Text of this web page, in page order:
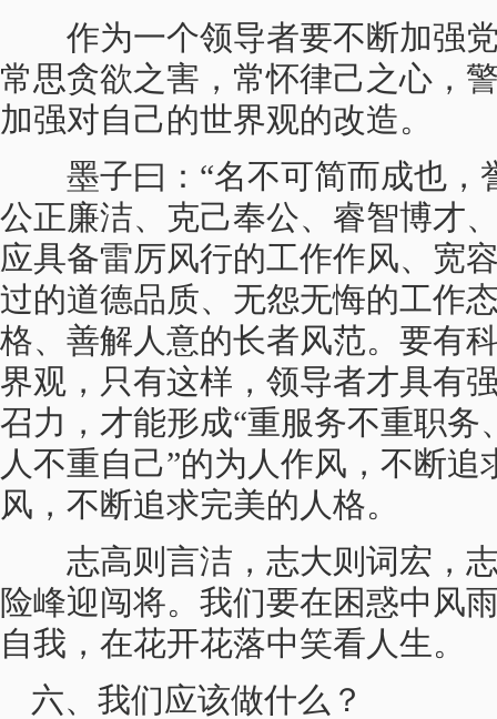
作为一个领导者要不断加强
常思贪欲之害，常怀律己之心，
加强对自己的世界观的改造。
墨子曰：“名不可简而成也，
公正廉洁、克己奉公、睿智博才
应具备雷厉风行的工作作风、宽
过的道德品质、无怨无悔的工作
格、善解人意的长者风范。要有
界观，只有这样，领导者才具有
召力，才能形成“重服务不重职
人不重自己”的为人作风，不断
风，不断追求完美的人格。
志高则言洁，志大则词宏，
险峰迎闯将。我们要在困惑中风
自我，在花开花落中笑看人生。
六、我们应该做什么？